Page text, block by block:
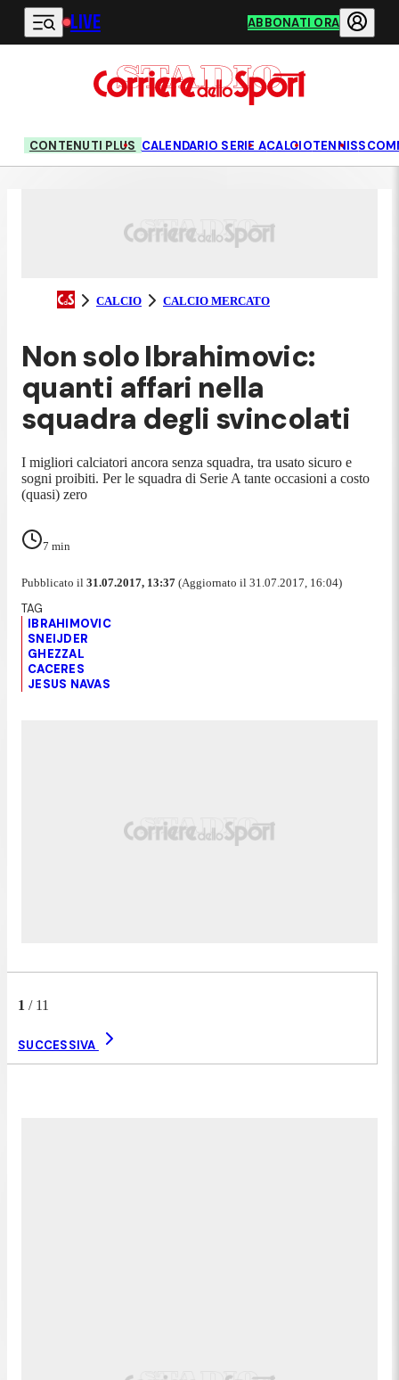
Vai al contenuto principale
LIVE ABBONATI ORA
CONTENUTI PLUS CALENDARIO SERIE ACALCIOTENNIS
CALCIO CALCIO MERCATO
Non solo Ibrahimovic:
quanti affari nella
squadra degli svincolati
I migliori calciatori ancora senza squadra, tra usato sicuro e
sogni proibiti. Per le squadra di Serie A tante occasioni a costo
(quasi) zero
7 min
Pubblicato il 31.07.2017, 13:37 (Aggiornato il 31.07.2017, 16:04)
IBRAHIMOVIC
SNEIJDER
GHEZZAL
CACERES
JESUS NAVAS
1 / 11
SUCCESSIVA